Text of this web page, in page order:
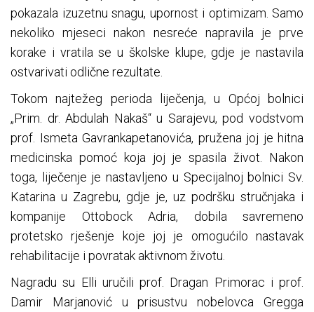
pokazala izuzetnu snagu, upornost i optimizam. Samo
nekoliko mjeseci nakon nesreće napravila je prve
korake i vratila se u školske klupe, gdje je nastavila
ostvarivati odlične rezultate.
Tokom najtežeg perioda liječenja, u Općoj bolnici
„Prim. dr. Abdulah Nakaš“ u Sarajevu, pod vodstvom
prof. Ismeta Gavrankapetanovića, pružena joj je hitna
medicinska pomoć koja joj je spasila život. Nakon
toga, liječenje je nastavljeno u Specijalnoj bolnici Sv.
Katarina u Zagrebu, gdje je, uz podršku stručnjaka i
kompanije Ottobock Adria, dobila savremeno
protetsko rješenje koje joj je omogućilo nastavak
rehabilitacije i povratak aktivnom životu.
Nagradu su Elli uručili prof. Dragan Primorac i prof.
Damir Marjanović u prisustvu nobelovca Gregga